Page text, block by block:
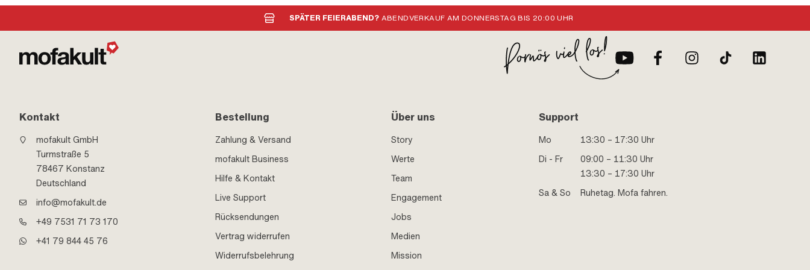
SPÄTER FEIERABEND? ABENDVERKAUF AM DONNERSTAG BIS 20:00 UHR
Kontakt
mofakult GmbH
Turmstraße 5
78467 Konstanz
Deutschland
info@mofakult.de
+49 7531 71 73 170
+41 79 844 45 76
Bestellung
Zahlung & Versand
mofakult Business
Hilfe & Kontakt
Live Support
Rücksendungen
Vertrag widerrufen
Widerrufsbelehrung
Über uns
Story
Werte
Team
Engagement
Jobs
Medien
Mission
Support
Mo
13:30 – 17:30 Uhr
Di - Fr
09:00 – 11:30 Uhr
13:30 – 17:30 Uhr
Sa & So
Ruhetag. Mofa fahren.